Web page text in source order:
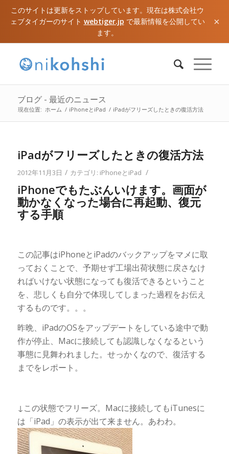
このサイトは更新をストップしています。現在は株式会社ウ
ェブタイガーのサイト webtiger.jp で最新情報を公開してい
ます。
×
ブログ - 最近のニュース
現在位置: ホーム / iPhoneとiPad / iPadがフリーズしたときの復活方法
iPadがフリーズしたときの復活方法
2012年11月3日 / カテゴリ: iPhoneとiPad /
iPhoneでもたぶんいけます。画面が
動かなくなった場合に再起動、復元
する手順
この記事はiPhoneとiPadのバックアップをマメに取
っておくことで、予期せず工場出荷状態に戻さなけ
ればいけない状態になっても復活できるということ
を、悲しくも自分で体現してしまった過程をお伝え
するものです。。。
昨晩、iPadのOSをアップデートをしている途中で動
作が停止、Macに接続しても認識しなくなるという
事態に見舞われました。せっかくなので、復活する
までをレポート。
↓この状態でフリーズ。Macに接続してもiTunesに
は「iPad」の表示が出て来ません。あわわ。